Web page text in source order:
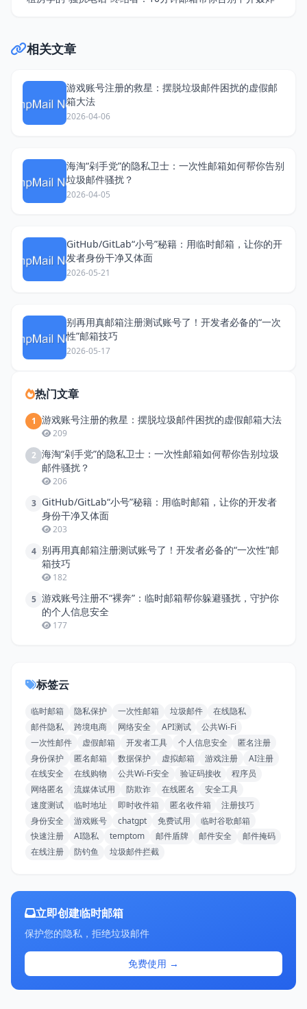
相关文章
游戏账号注册的救星：摆脱垃圾邮件困扰的虚假邮
箱大法
2026-04-06
海淘“剁手党”的隐私卫士：一次性邮箱如何帮你告别
垃圾邮件骚扰？
2026-04-05
GitHub/GitLab“小号”秘籍：用临时邮箱，让你的开
发者身份干净又体面
2026-05-21
别再用真邮箱注册测试账号了！开发者必备的“一次
性”邮箱技巧
2026-05-17
热门文章
1 游戏账号注册的救星：摆脱垃圾邮件困扰的虚假邮箱大法
209
2 海淘“剁手党”的隐私卫士：一次性邮箱如何帮你告别垃圾
邮件骚扰？
206
3 GitHub/GitLab“小号”秘籍：用临时邮箱，让你的开发者
身份干净又体面
203
4 别再用真邮箱注册测试账号了！开发者必备的“一次性”邮
箱技巧
182
5 游戏账号注册不“裸奔”：临时邮箱帮你躲避骚扰，守护你
的个人信息安全
177
标签云
临时邮箱 隐私保护 一次性邮箱 垃圾邮件
在线隐私
邮件隐私
跨境电商 网络安全 API测试
公共Wi-Fi
一次性邮件
虚假邮箱 开发者工具 个人信息安全
匿名注册
身份保护
匿名邮箱 数据保护 虚拟邮箱 游戏注册
AI注册
在线安全
在线购物 公共Wi-Fi安全 验证码接收
程序员
网络匿名
流媒体试用 防欺诈 在线匿名
安全工具
速度测试
临时地址 即时收件箱 匿名收件箱
注册技巧
身份安全
游戏账号 chatgpt 免费试用
临时谷歌邮箱
快速注册
AI隐私 temptom 邮件盾牌 邮件安全
邮件掩码
在线注册
防钓鱼 垃圾邮件拦截
立即创建临时邮箱
保护您的隐私，拒绝垃圾邮件
免费使用 →